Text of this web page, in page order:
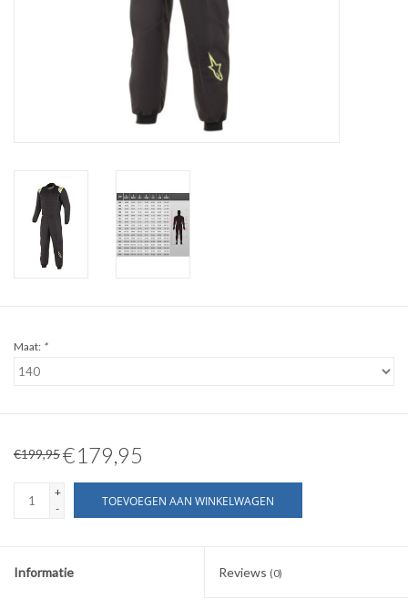
Maat: *
€199,95€179,95
+
-
TOEVOEGEN AAN WINKELWAGEN
Informatie Reviews (0)